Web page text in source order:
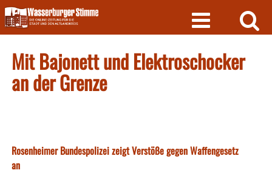
Skip
to
content
Mit Bajonett und Elektroschocker
an der Grenze
Rosenheimer Bundespolizei zeigt Verstöße gegen Waffengesetz
an